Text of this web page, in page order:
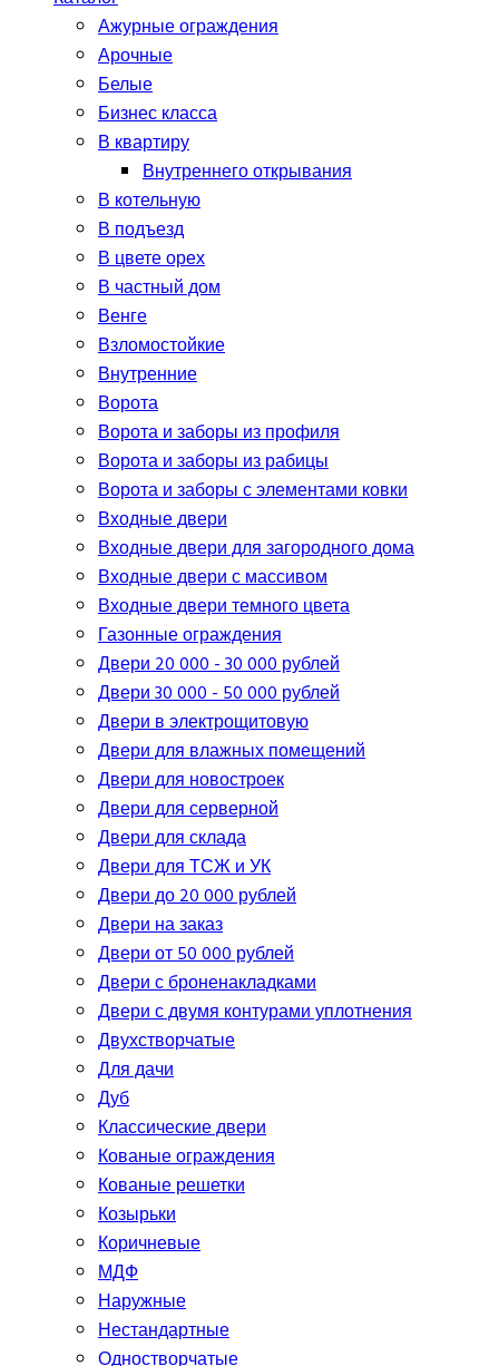
Ажурные ограждения
Арочные
Белые
Бизнес класса
В квартиру
Внутреннего открывания
В котельную
В подъезд
В цвете орех
В частный дом
Венге
Взломостойкие
Внутренние
Ворота
Ворота и заборы из профиля
Ворота и заборы из рабицы
Ворота и заборы с элементами ковки
Входные двери
Входные двери для загородного дома
Входные двери с массивом
Входные двери темного цвета
Газонные ограждения
Двери 20 000 - 30 000 рублей
Двери 30 000 - 50 000 рублей
Двери в электрощитовую
Двери для влажных помещений
Двери для новостроек
Двери для серверной
Двери для склада
Двери для ТСЖ и УК
Двери до 20 000 рублей
Двери на заказ
Двери от 50 000 рублей
Двери с броненакладками
Двери с двумя контурами уплотнения
Двухстворчатые
Для дачи
Дуб
Классические двери
Кованые ограждения
Кованые решетки
Козырьки
Коричневые
МДФ
Наружные
Нестандартные
Одностворчатые